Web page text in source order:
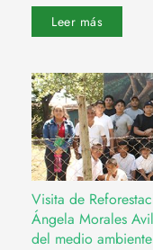
Leer más
Visita de
Ángela Morales
del medio ambiente